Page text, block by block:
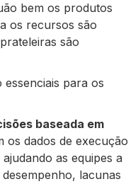
bem os produtos
os recursos são
são
essenciais para os
baseada em
os dados de execução
as equipes a
lacunas